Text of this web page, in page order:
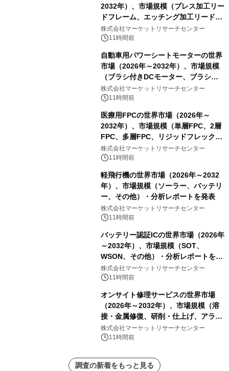
2032年）、市場規模（プレス加工リー
ドフレーム、エッチング加工リードフ
レーム）・分析レポートを発表
株式会社マーケットリサーチセンター
11時間前
自動車用パワーシートモーターの世界
市場（2026年～2032年）、市場規模
（ブラシ付きDCモーター、ブラシレ
スDCモーター）・分析レポートを発
表
株式会社マーケットリサーチセンター
11時間前
医療用FPCの世界市場（2026年～
2032年）、市場規模（単層FPC、2層
FPC、多層FPC、リジッドフレックス
PCB）・分析レポートを発表
株式会社マーケットリサーチセンター
11時間前
軽飛行機の世界市場（2026年～2032
年）、市場規模（ソーラー、バッテリ
ー、その他）・分析レポートを発表
株式会社マーケットリサーチセンター
11時間前
バッテリー認証ICの世界市場（2026年
～2032年）、市場規模（SOT、
WSON、その他）・分析レポートを発
表
株式会社マーケットリサーチセンター
11時間前
オンサイト修理サービスの世界市場
（2026年～2032年）、市場規模（溶
接・金属修復、研削・仕上げ、アライ
メント、その他）・分析レポートを発
表
株式会社マーケットリサーチセンター
11時間前
調査の新着をもっと見る